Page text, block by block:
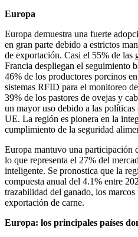
Europa
Europa demuestra una fuerte
en gran parte debido a estrictos
de exportación. Casi el 55% de las
Francia despliegan el seguimiento
46% de los productores porcinos
sistemas RFID para el monitoreo
39% de los pastores de ovejas y
un mayor uso debido a las políticas
UE. La región es pionera en la
cumplimiento de la seguridad
Europa mantuvo una participación
lo que representa el 27% del
inteligente. Se pronostica que la
compuesta anual del 4.1% entre
trazabilidad del ganado, los
exportación de carne.
Europa: los principales países